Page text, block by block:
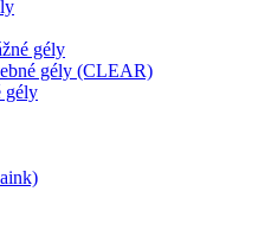
gély
gély (CLEAR)
gély